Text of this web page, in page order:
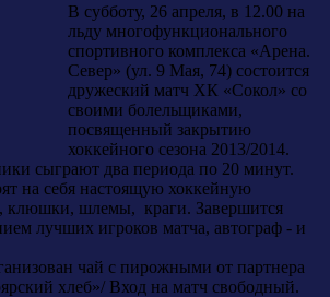
В субботу, 26 апреля, в 12.00 на
льду многофункционального
спортивного комплекса «Арена.
Север» (ул. 9 Мая, 74) состоится
дружеский матч ХК «Сокол» со
своими болельщиками,
посвященный закрытию
хоккейного сезона 2013/2014.
сыграют два периода по 20 минут.
на себя настоящую хоккейную
клюшки, шлемы, краги. Завершится
лучших игроков матча, автограф - и
чай с пирожными от партнера
хлеб»/ Вход на матч свободный.